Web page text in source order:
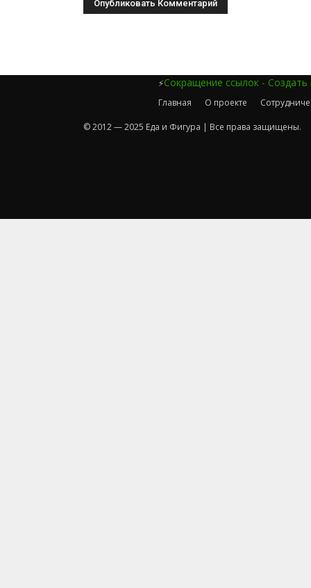
⚡Сокращение ссылок - Создать
Главная О проекте
© 2012 — 2025 Еда и Фигура | Все права защищены.